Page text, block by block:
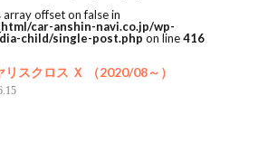
array offset on false in
car-anshin-navi.co.jp/wp-
child/single-post.php on line416
リスクロス Ｘ （2020/08～）